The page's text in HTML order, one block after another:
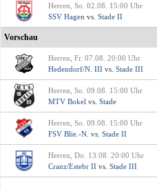
Herren, So. 02.08. 15:00 Uhr
SSV Hagen vs. Stade II
Vorschau
Herren, Fr. 07.08. 20:00 Uhr
Hedendorf/N. III vs. Stade III
Herren, So. 09.08. 15:00 Uhr
MTV Bokel vs. Stade
Herren, So. 09.08. 15:00 Uhr
FSV Blie.-N. vs. Stade II
Herren, Do. 13.08. 20:00 Uhr
Cranz/Estebr II vs. Stade III